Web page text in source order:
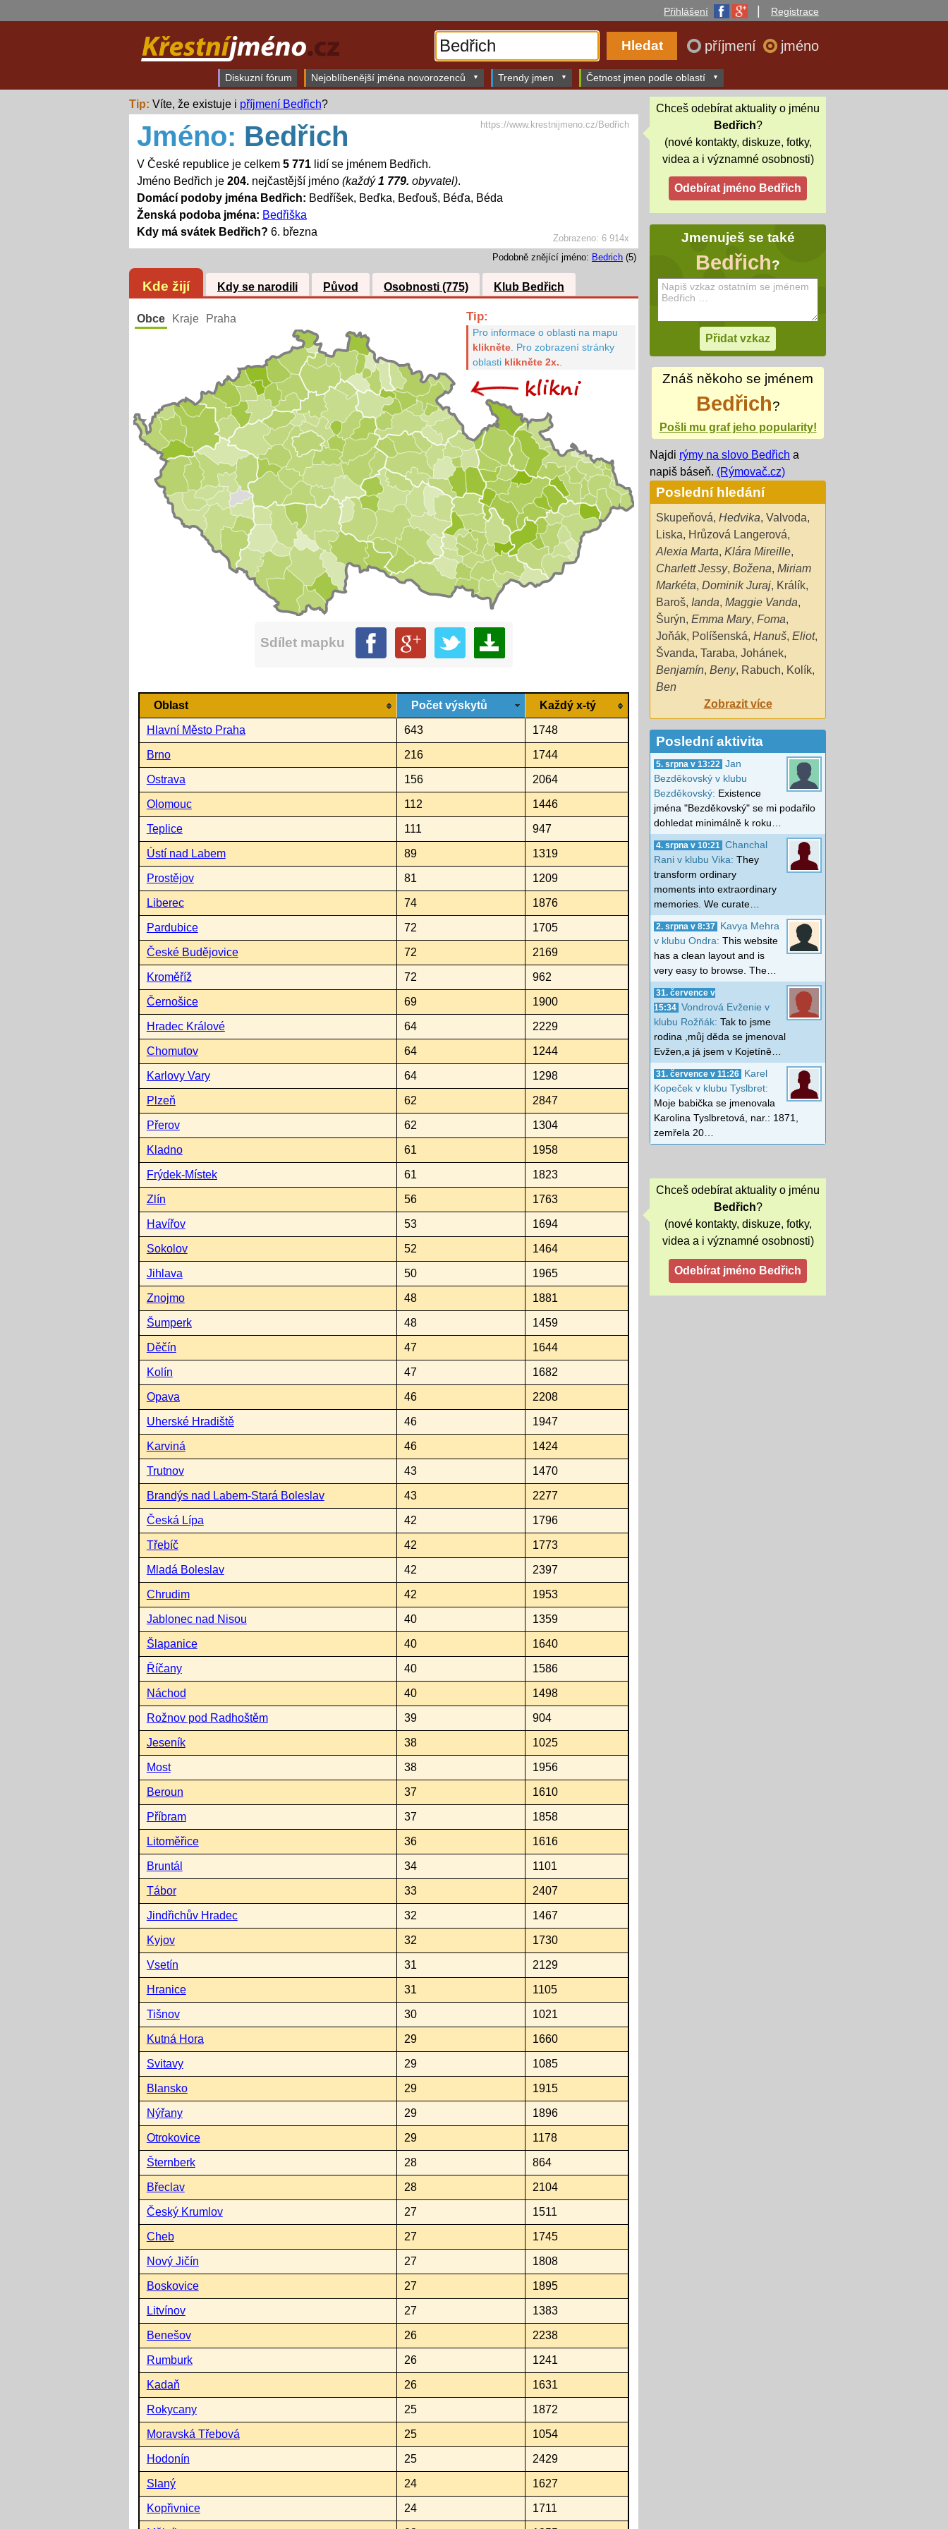
Přihlášení Registrace
příjmení jméno
Diskuzní fórum Nejoblíbenější jména novorozenců Trendy jmen Četnost jmen podle oblastí
Tip: Víte, že existuje i příjmení Bedřich?
Zobrazeno: 6 914x
Jméno: Bedřich
V České republice je celkem 5 771lidí se jménem Bedřich.
Jméno Bedřich je 204.nejčastější jméno (každý1 779. obyvatel).
Domácí podoby jména Bedřich: Bedříšek, Beďka, Beďouš, Béďa, Béda
Ženská podoba jména: Bedřiška
Kdy má svátek Bedřich? 6. března
https://www.krestnijmeno.cz/Bedřich
Podobně znějící jméno: Bedrich (5)
Kde žijí Kdy se narodili Původ Osobnosti (775) Klub Bedřich
Obce Kraje Praha Tip:
Pro informace o oblasti na mapu
klikněte. Pro zobrazení stránky
oblasti klikněte 2x..
Sdílet mapku
Oblast Počet výskytů Každý x-tý
Hlavní Město Praha 643 1748
Brno 216 1744
Ostrava 156 2064
Olomouc 112 1446
Teplice 111 947
Ústí nad Labem 89 1319
Prostějov 81 1209
Liberec 74 1876
Pardubice 72 1705
České Budějovice 72 2169
Kroměříž 72 962
Černošice 69 1900
Hradec Králové 64 2229
Chomutov 64 1244
Karlovy Vary 64 1298
Plzeň 62 2847
Přerov 62 1304
Kladno 61 1958
Frýdek-Místek 61 1823
Zlín 56 1763
Havířov 53 1694
Sokolov 52 1464
Jihlava 50 1965
Znojmo 48 1881
Šumperk 48 1459
Děčín 47 1644
Kolín 47 1682
Opava 46 2208
Uherské Hradiště 46 1947
Karviná 46 1424
Trutnov 43 1470
Brandýs nad Labem-Stará Boleslav 43 2277
Česká Lípa 42 1796
Třebíč 42 1773
Mladá Boleslav 42 2397
Chrudim 42 1953
Jablonec nad Nisou 40 1359
Šlapanice 40 1640
Říčany 40 1586
Náchod 40 1498
Rožnov pod Radhoštěm 39 904
Jeseník 38 1025
Most 38 1956
Beroun 37 1610
Příbram 37 1858
Litoměřice 36 1616
Bruntál 34 1101
Tábor 33 2407
Jindřichův Hradec 32 1467
Kyjov 32 1730
Vsetín 31 2129
Hranice 31 1105
Tišnov 30 1021
Kutná Hora 29 1660
Svitavy 29 1085
Blansko 29 1915
Nýřany 29 1896
Otrokovice 29 1178
Šternberk 28 864
Břeclav 28 2104
Český Krumlov 27 1511
Cheb 27 1745
Nový Jičín 27 1808
Boskovice 27 1895
Litvínov 27 1383
Benešov 26 2238
Rumburk 26 1241
Kadaň 26 1631
Rokycany 25 1872
Moravská Třebová 25 1054
Hodonín 25 2429
Slaný 24 1627
Kopřivnice 24 1711
Chceš odebírat aktuality o jménu
Bedřich?
(nové kontakty, diskuze, fotky,
videa a i významné osobnosti)
Jmenuješ se také
Bedřich?
Znáš někoho se jménem
Bedřich?
Pošli mu graf jeho popularity!
Najdi rýmy na slovo Bedřich a
napiš báseň. (Rýmovač.cz)
Poslední hledání
Skupeňová, Hedvika, Valvoda,
Liska, Hrůzová Langerová,
Alexia Marta, Klára Mireille,
Charlett Jessy, Božena, Miriam
Markéta, Dominik Juraj, Králík,
Baroš, Ianda, Maggie Vanda,
Šurýn, Emma Mary, Foma,
Joňák, Políšenská, Hanuš, Eliot,
Švanda, Taraba, Johánek,
Benjamín, Beny, Rabuch, Kolík,
Ben
Zobrazit více
Poslední aktivita
5. srpna v 13:22
Jan
Bezděkovský v klubu
Bezděkovský: Existence
jména "Bezděkovský" se mi podařilo
dohledat minimálně k roku…
4. srpna v 10:21
Chanchal
Rani v klubu Vika: They
transform ordinary
moments into extraordinary
memories. We curate…
2. srpna v 8:37
Kavya Mehra
v klubu Ondra: This website
has a clean layout and is
very easy to browse. The…
31. července v
15:34 Vondrová Evženie v
klubu Rožňák: Tak to jsme
rodina ,můj děda se jmenoval
Evžen,a já jsem v Kojetíně…
31. července v 11:26
Karel
Kopeček v klubu Tyslbret:
Moje babička se jmenovala
Karolina Tyslbretová, nar.: 1871,
zemřela 20…
Chceš odebírat aktuality o jménu
Bedřich?
(nové kontakty, diskuze, fotky,
videa a i významné osobnosti)